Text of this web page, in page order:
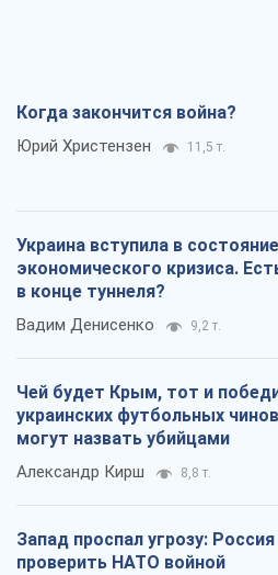
Когда закончится война?
Юрий Христензен 11,5 т.
Украина вступила в состояние
экономического кризиса.
в конце туннеля?
Вадим Денисенко 9,2 т.
Чей будет Крым, тот и
украинских футбольных
могут назвать убийцами
Александр Кирш 8,8 т.
Запад проспал угрозу:
проверить НАТО войной